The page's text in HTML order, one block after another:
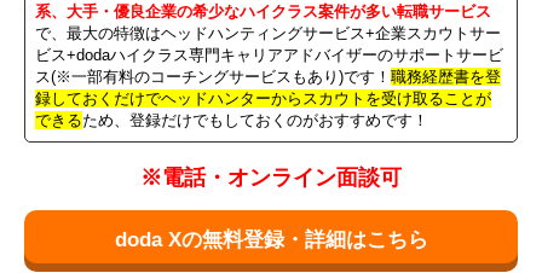
系、大手・優良企業の希少なハイクラス案件が多い転職サービス
で、最大の特徴はヘッドハンティングサービス+企業スカウトサー
ビス+dodaハイクラス専門キャリアアドバイザーのサポートサービ
ス(※一部有料のコーチングサービスもあり)です！職務経歴書を登
録しておくだけでヘッドハンターからスカウトを受け取ることが
できるため、登録だけでもしておくのがおすすめです！
※電話・オンライン面談可
doda Xの無料登録・詳細はこちら